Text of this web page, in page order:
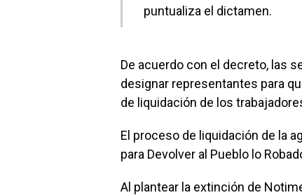
puntualiza el dictamen.
De acuerdo con el decreto, las
designar representantes para
de liquidación de los
El proceso de liquidación de la
para Devolver al Pueblo lo
Al plantear la extinción de